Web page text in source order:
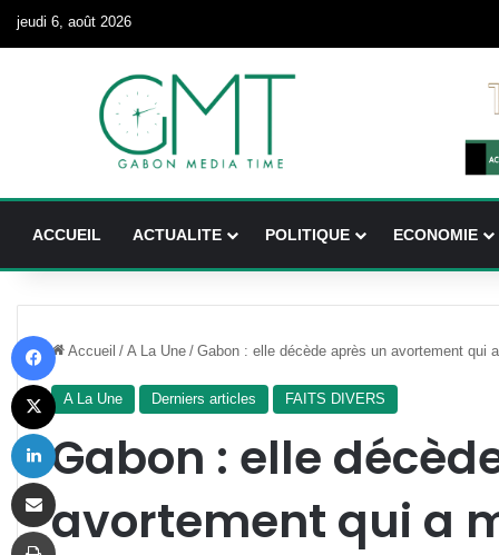
jeudi 6, août 2026
ACCUEIL ACTUALITE POLITIQUE ECONOMIE
Accueil / A La Une / Gabon : elle décède après un avortement qui
A La Une Derniers articles FAITS DIVERS
Gabon : elle
avortement qui a
X
Imprimer